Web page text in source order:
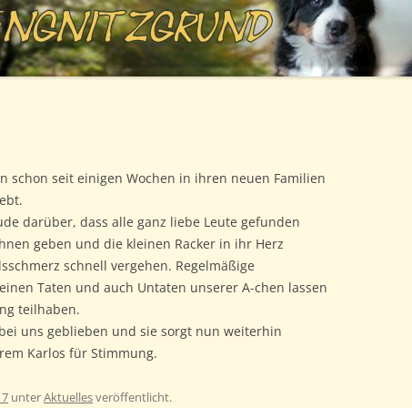
schon seit einigen Wochen in ihren neuen Familien
darüber, dass alle ganz liebe Leute gefunden
geben und die kleinen Racker in ihr Herz
schnell vergehen. Regelmäßige
Taten und auch Untaten unserer A-chen lassen
teilhaben.
uns geblieben und sie sorgt nun weiterhin
Karlos für Stimmung.
unterAktuellesveröffentlicht.